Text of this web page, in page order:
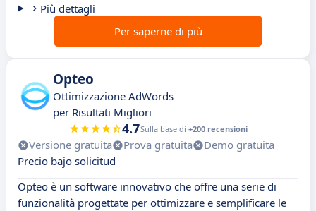
Più dettagli
Per saperne di più
Opteo
Ottimizzazione AdWords
per Risultati Migliori
4.7Sulla base di +200 recensioni
Versione gratuita Prova gratuita
Demo gratuita
Precio bajo solicitud
Opteo è un software innovativo che offre una serie di
funzionalità progettate per ottimizzare e semplificare le